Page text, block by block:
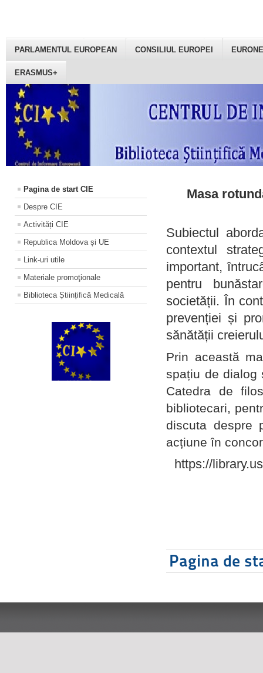
PARLAMENTUL EUROPEAN CONSILIUL EUROPEI
ERASMUS+
Pagina de start CIE
Despre CIE
Activități CIE
Republica Moldova și UE
Link-uri utile
Materiale promoţionale
Biblioteca Științifică Medicală
Masa
Subiectul
contextul
important,
pentru
societății. În
prevenției și
sănătății
Prin această
spațiu de dialog
Catedra de
bibliotecari,
discuta despre
acțiune în
https://
Pagina de